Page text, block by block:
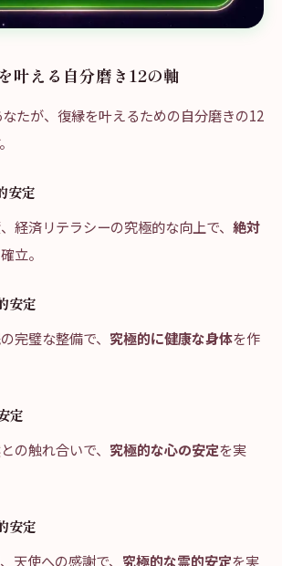
叶える自分磨き12の軸
たが、復縁を叶えるための自分磨きの12
安定
経済リテラシーの究極的な向上で、 絶対
立。
安定
完璧な整備で、 究極的に健康な身体を作
定
の触れ合いで、 究極的な心の安定を実
安定
天使への感謝で、 究極的な霊的安定を実